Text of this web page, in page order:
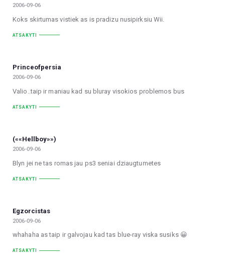
2006-09-06
Koks skirtumas vistiek as is pradizu nusipirksiu Wii.
ATSAKYTI
Princeofpersia
2006-09-06
Valio..taip ir maniau kad su bluray visokios problemos bus
ATSAKYTI
(««Hellboy»»)
2006-09-06
Blyn jei ne tas romas jau ps3 seniai dziaugtumetes
ATSAKYTI
Egzorcistas
2006-09-06
whahaha as taip ir galvojau kad tas blue-ray viska susiks 😀
ATSAKYTI